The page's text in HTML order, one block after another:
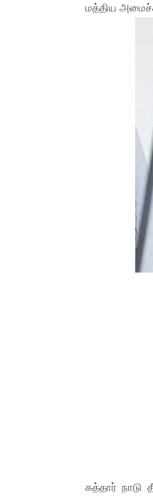
மத்திய
கத்தார் நாடு